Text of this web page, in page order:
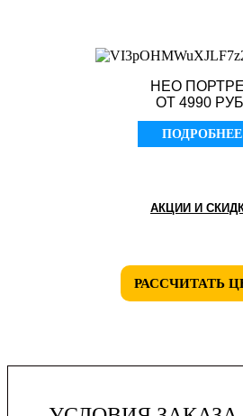
НЕО
ОТ 4990
ПОДРОБНЕЕ
АКЦИИ И
РАССЧИТАТЬ